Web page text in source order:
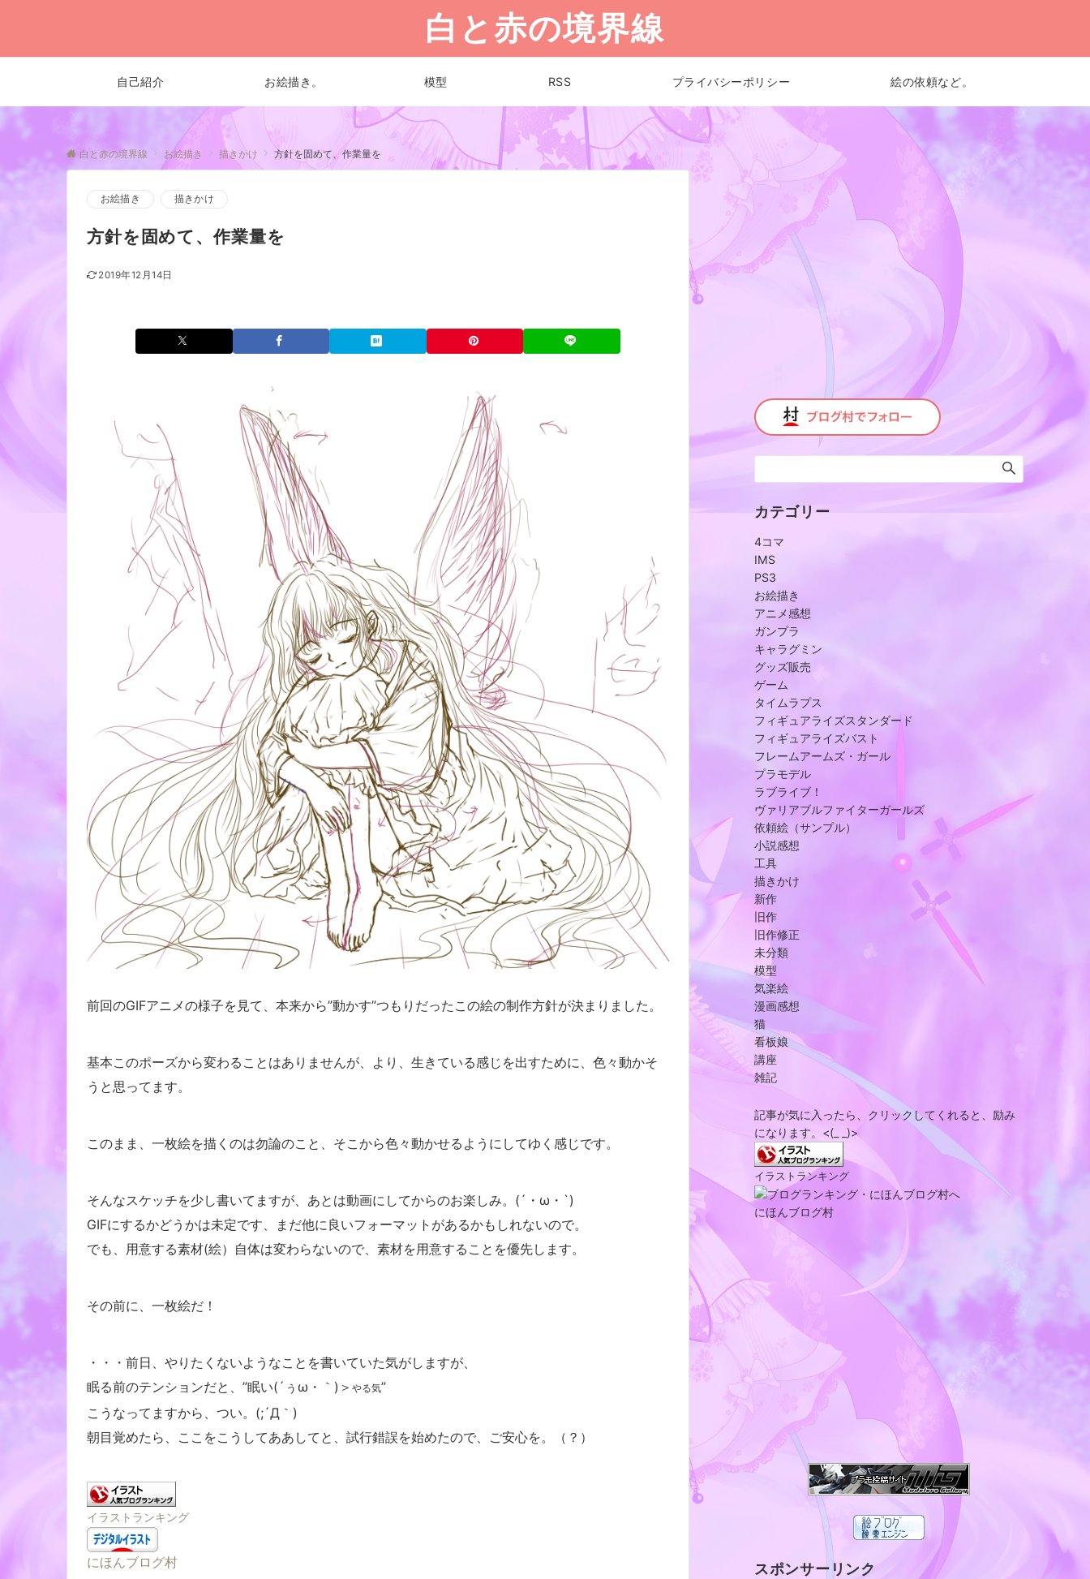
白と赤の境界線
自己紹介 お絵描き。 模型 RSS プライバシーポリシー 絵の依頼など。
白と赤の境界線 お絵描き 描きかけ 方針を固めて、作業量を
お絵描き 描きかけ
方針を固めて、作業量を
2019年12月14日
前回のGIFアニメの様子を見て、本来から”動かす”つもりだったこの絵の制作方針が決まりました。
基本このポーズから変わることはありませんが、より、生きている感じを出すために、色々動かそ
うと思ってます。
このまま、一枚絵を描くのは勿論のこと、そこから色々動かせるようにしてゆく感じです。
そんなスケッチを少し書いてますが、あとは動画にしてからのお楽しみ。(´・ω・`)
GIFにするかどうかは未定です、まだ他に良いフォーマットがあるかもしれないので。
でも、用意する素材(絵）自体は変わらないので、素材を用意することを優先します。
その前に、一枚絵だ！
・・・前日、やりたくないようなことを書いていた気がしますが、
眠る前のテンションだと、”眠い(´ぅω・｀) ＞ やる気”
こうなってますから、つい。(;´Д｀)
朝目覚めたら、ここをこうしてああしてと、試行錯誤を始めたので、ご安心を。（？）
イラストランキング
にほんブログ村
カテゴリー
4コマ
IMS
PS3
お絵描き
アニメ感想
ガンプラ
キャラグミン
グッズ販売
ゲーム
タイムラプス
フィギュアライズスタンダード
フィギュアライズバスト
フレームアームズ・ガール
プラモデル
ラブライブ！
ヴァリアブルファイターガールズ
依頼絵（サンプル）
小説感想
工具
描きかけ
新作
旧作
旧作修正
未分類
模型
気楽絵
漫画感想
猫
看板娘
講座
雑記
記事が気に入ったら、クリックしてくれると、励み
になります。<(_ _)>
イラストランキング
にほんブログ村
スポンサーリンク